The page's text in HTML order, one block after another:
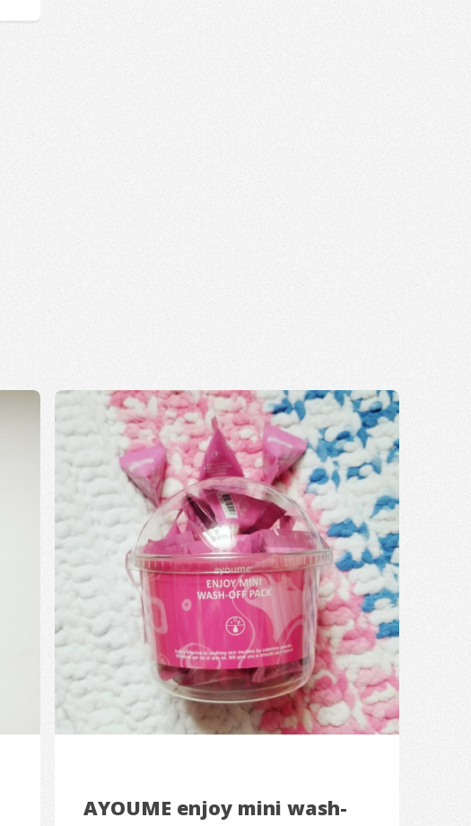
AYOUME enjoy mini wash-